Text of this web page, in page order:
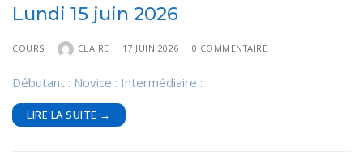
Lundi 15 juin 2026
COURS CLAIRE 17 JUIN 2026 0 COMMENTAIRE
Débutant : Novice : Intermédiaire :
LIRE LA SUITE →